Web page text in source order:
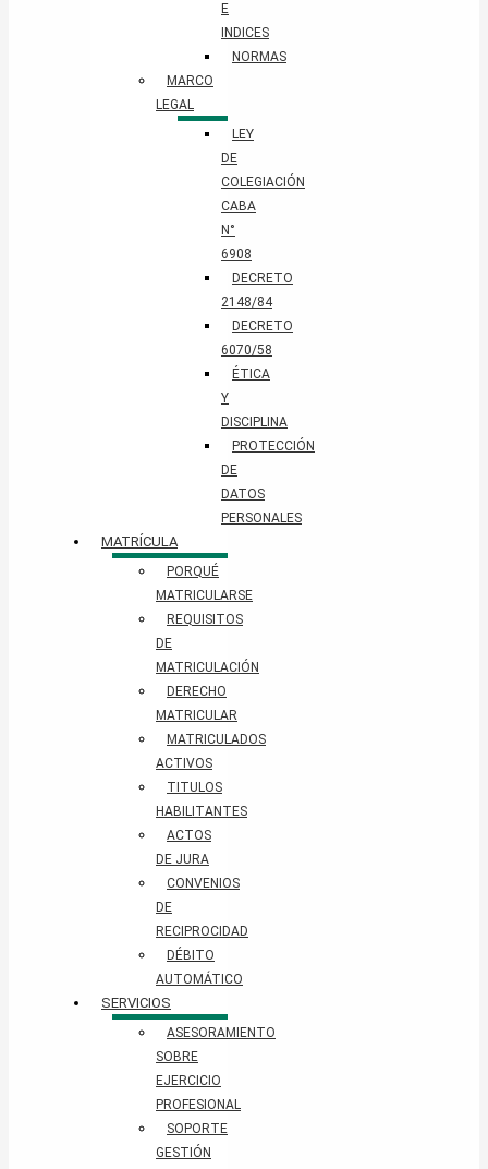
E
INDICES
NORMAS
MARCO
LEGAL
LEY
DE
COLEGIACIÓN
CABA
N°
6908
DECRETO
2148/84
DECRETO
6070/58
ÉTICA
Y
DISCIPLINA
PROTECCIÓN
DE
DATOS
PERSONALES​
MATRÍCULA
PORQUÉ
MATRICULARSE
REQUISITOS
DE
MATRICULACIÓN
DERECHO
MATRICULAR
MATRICULADOS
ACTIVOS
TITULOS
HABILITANTES
ACTOS
DE JURA
CONVENIOS
DE
RECIPROCIDAD
DÉBITO
AUTOMÁTICO
SERVICIOS
ASESORAMIENTO
SOBRE
EJERCICIO
PROFESIONAL
SOPORTE
GESTIÓN